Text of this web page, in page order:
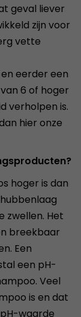
geval liever
zijn voor
vette
eerder een
6 of hoger
verholpen is.
hier onze
hoger is dan
zwellen. Het
breekbaar
Een
een pH-
Veel
is en dat
waarde